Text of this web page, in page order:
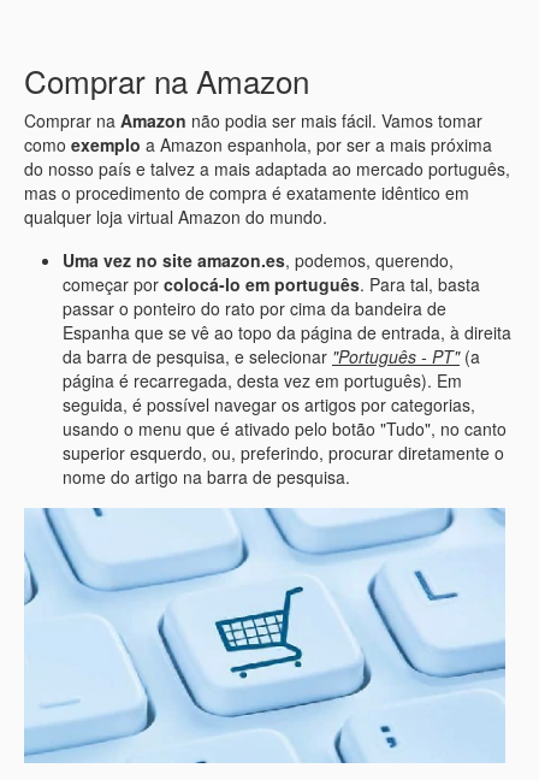
Comprar na Amazon
Comprar na Amazon não podia ser mais fácil. Vamos tomar
como exemplo a Amazon espanhola, por ser a mais próxima
do nosso país e talvez a mais adaptada ao mercado português,
mas o procedimento de compra é exatamente idêntico em
qualquer loja virtual Amazon do mundo.
Uma vez no site amazon.es, podemos, querendo,
começar por colocá-lo em português. Para tal, basta
passar o ponteiro do rato por cima da bandeira de
Espanha que se vê ao topo da página de entrada, à direita
da barra de pesquisa, e selecionar "Português - PT"(a
página é recarregada, desta vez em português). Em
seguida, é possível navegar os artigos por categorias,
usando o menu que é ativado pelo botão "Tudo", no canto
superior esquerdo, ou, preferindo, procurar diretamente o
nome do artigo na barra de pesquisa.